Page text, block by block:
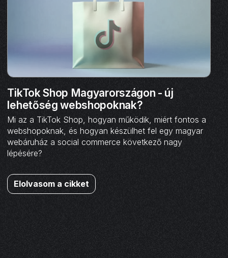
TikTok Shop Magyarországon - új
lehetőség webshopoknak?
Mi az a TikTok Shop, hogyan működik, miért fontos a
webshopoknak, és hogyan készülhet fel egy magyar
webáruház a social commerce következő nagy
lépésére?
Elolvasom a cikket